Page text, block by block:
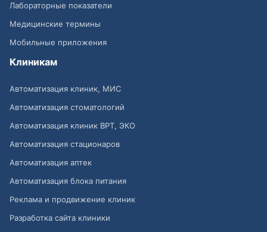
Лабораторные показатели
Медицинские термины
Мобильные приложения
Клиникам
Автоматизация клиник, МИС
Автоматизация стоматологий
Автоматизация клиник ВРТ, ЭКО
Автоматизация стационаров
Автоматизация аптек
Автоматизация блока питания
Реклама и продвижение клиник
Разработка сайта клиники